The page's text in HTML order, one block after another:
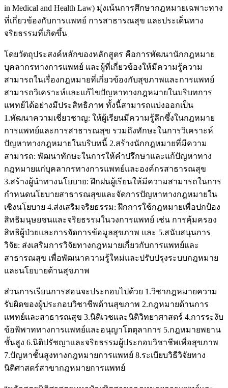
in Medical and Health Law) มุ่งเน้นการศึกษากฎหมายเฉพาะทาง
ที่เกี่ยวข้องกับการแพทย์ การสาธารณสุข และประเด็นทาง
จริยธรรมที่เกิดขึ้น
โดยวัตถุประสงค์หลักของหลักสูตร คือการพัฒนานักกฎหมาย
บุคลากรทางการแพทย์ และผู้ที่เกี่ยวข้องให้มีความรู้ความ
สามารถในเรื่องกฎหมายที่เกี่ยวข้องกับสุขภาพและการแพทย์
สามารถวิเคราะห์และแก้ไขปัญหาทางกฎหมายในบริบทการ
แพทย์ได้อย่างมีประสิทธิภาพ ทั้งนี้สามารถแบ่งออกเป็น
1.พัฒนาความเชี่ยวชาญ: ให้ผู้เรียนมีความรู้ลึกซึ้งในกฎหมาย
การแพทย์และการสาธารณสุข รวมถึงทักษะในการวิเคราะห์
ปัญหาทางกฎหมายในบริบทนี้ 2.สร้างนักกฎหมายที่มีความ
สามารถ: พัฒนาทักษะในการให้คำปรึกษาและแก้ปัญหาทาง
กฎหมายแก่บุคลากรทางการแพทย์และองค์กรสาธารณสุข
3.สร้างผู้นำทางนโยบาย: ฝึกฝนผู้เรียนให้มีความสามารถในการ
กำหนดนโยบายสาธารณสุขและจัดการปัญหาทางกฎหมายใน
เชิงนโยบาย 4.ส่งเสริมจริยธรรม: ฝึกการใช้กฎหมายเพื่อปกป้อง
สิทธิมนุษยชนและจริยธรรมในวงการแพทย์ เช่น การคุ้มครอง
สิทธิผู้ป่วยและการจัดการข้อมูลสุขภาพ และ 5.สนับสนุนการ
วิจัย: ส่งเสริมการวิจัยทางกฎหมายเกี่ยวกับการแพทย์และ
สาธารณสุข เพื่อพัฒนาความรู้ใหม่และปรับปรุงระบบกฎหมาย
และนโยบายด้านสุขภาพ
ส่วนการเรียนการสอนจะประกอบไปด้วย 1.วิชากฎหมายความ
รับผิดของผู้ประกอบวิชาชีพด้านสุขภาพ 2.กฎหมายด้านการ
เเพทย์เเละสาธารณสุข 3.นิติเวชเเละนิติวิทยาศาสตร์ 4.การระงับ
ข้อพิพาททางการเเพทย์เเละอนุญาโตตุลาการ 5.กฎหมายพยาน
ชั้นสูง 6.นิติปรัชญาเเละจริยธรรมผู้ประกอบวิชาชีพเพื่อสุขภาพ
7.ปัญหาชั้นสูงทางกฎหมายการแพทย์ 8.ระเบียบวิธีวิจัยทาง
นิติศาสตร์สาขากฎหมายการเเพทย์